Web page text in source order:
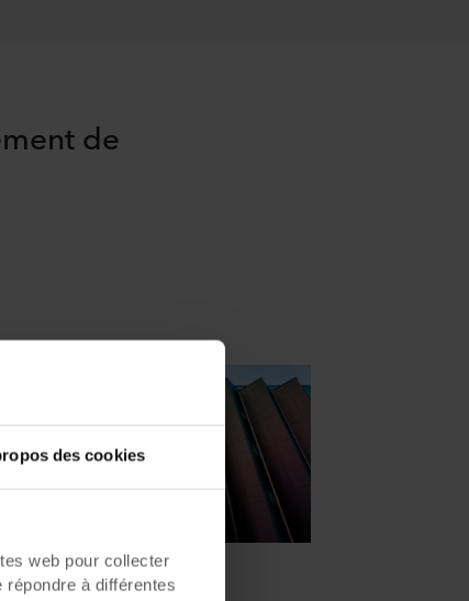
des cookies
web pour collecter
à différentes
de
Immeuble de grande hauteur